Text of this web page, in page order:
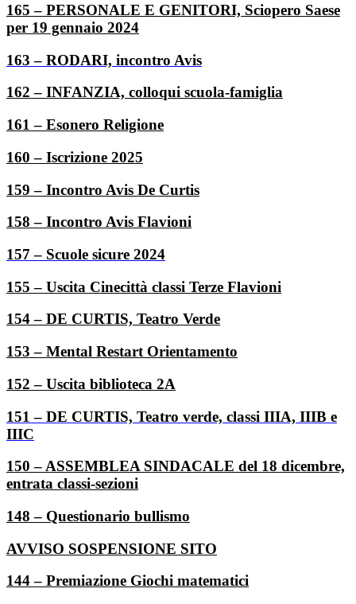
165 – PERSONALE E GENITORI, Sciopero Saese
per 19 gennaio 2024
163 – RODARI, incontro Avis
162 – INFANZIA, colloqui scuola-famiglia
161 – Esonero Religione
160 – Iscrizione 2025
159 – Incontro Avis De Curtis
158 – Incontro Avis Flavioni
157 – Scuole sicure 2024
155 – Uscita Cinecittà classi Terze Flavioni
154 – DE CURTIS, Teatro Verde
153 – Mental Restart Orientamento
152 – Uscita biblioteca 2A
151 – DE CURTIS, Teatro verde, classi IIIA, IIIB e
IIIC
150 – ASSEMBLEA SINDACALE del 18 dicembre,
entrata classi-sezioni
148 – Questionario bullismo
AVVISO SOSPENSIONE SITO
144 – Premiazione Giochi matematici